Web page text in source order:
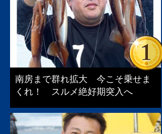
南房まで群れ拡大 今こそ乗せま
くれ！ スルメ絶好期突入へ